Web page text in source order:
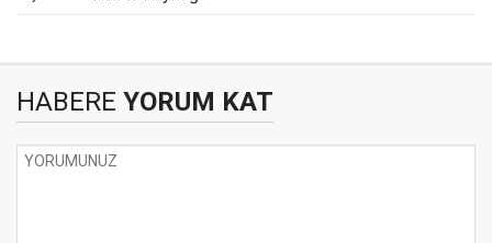
HABERE YORUM KAT